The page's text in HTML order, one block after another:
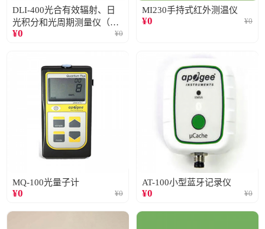
DLI-400光合有效辐射、日
光积分和光周期测量仪（仅
阳光）
¥0 ¥0
MI230手持式红外测温仪
¥0 ¥0
MQ-100光量子计
¥0 ¥0
AT-100小型蓝牙记录仪
¥0 ¥0